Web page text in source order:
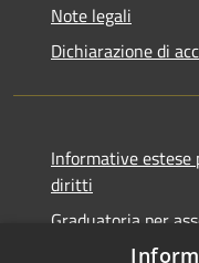
Note legali
Dichiarazione di
Informative estese
diritti
Graduatoria per